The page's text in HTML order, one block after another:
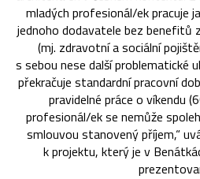
mladých profesionál/ek pracuje
jednoho dodavatele bez benefitů
(mj. zdravotní a sociální
s sebou nese další problematické
překračuje standardní pracovní
pravidelné práce o víkendu
profesionál/ek se nemůže
smlouvou stanovený příjem,“
k projektu, který je v